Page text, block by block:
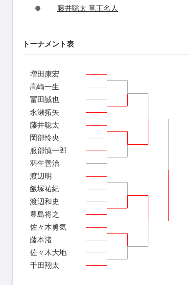
● 藤井聡太 竜王名人
トーナメント表
増田康宏
高崎一生
冨田誠也
永瀬拓矢
藤井聡太
岡部怜央
服部慎一郎
羽生善治
渡辺明
飯塚祐紀
渡辺和史
豊島将之
佐々木勇気
藤本渚
佐々木大地
千田翔太